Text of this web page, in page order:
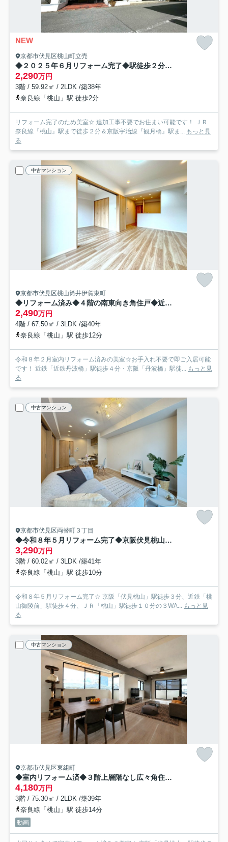
NEW
京都市伏見区桃山町立売
◆２０２５年６月リフォーム完了◆駅徒歩２分◆南向き◆エルシティ桃山
2,290万円
3階 / 59.92㎡ / 2LDK /築38年
奈良線「桃山」駅 徒歩2分
リフォーム完了のため美室☆ 追加工事不要でお住まい可能です！ ＪＲ
奈良線『桃山』駅まで徒歩２分＆京阪宇治線『観月橋』駅ま...
もっと見
る
中古マンション
京都市伏見区桃山筒井伊賀東町
◆リフォーム済み◆４階の南東向き角住戸◆近鉄丹波橋駅徒歩４分◆コスモ丹波橋
2,490万円
4階 / 67.50㎡ / 3LDK /築40年
奈良線「桃山」駅 徒歩12分
令和８年２月室内リフォーム済みの美室☆お手入れ不要で即ご入居可能
です！ 近鉄「近鉄丹波橋」駅徒歩４分・京阪「丹波橋」駅徒... もっと見
る
中古マンション
京都市伏見区両替町３丁目
◆令和８年５月リフォーム完了◆京阪伏見桃山駅徒歩３分◆三方角住戸◆藤和ライブタウン伏見桃山
3,290万円
3階 / 60.02㎡ / 3LDK /築41年
奈良線「桃山」駅 徒歩10分
令和８年５月リフォーム完了☆ 京阪「伏見桃山」駅徒歩３分、近鉄「桃
山御陵前」駅徒歩４分、ＪＲ「桃山」駅徒歩１０分の３WA... もっと見
る
中古マンション
京都市伏見区東組町
◆室内リフォーム済◆３階上層階なし広々角住戸◆３沿線利用可能◆パークテラス桃山
4,180万円
3階 / 75.30㎡ / 2LDK /築39年
奈良線「桃山」駅 徒歩14分
動画